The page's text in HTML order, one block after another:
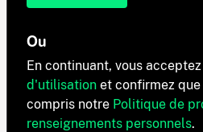
Ou
En continuant, vous
d'utilisation et confirmez
compris notre Politique de
renseignements personnels.